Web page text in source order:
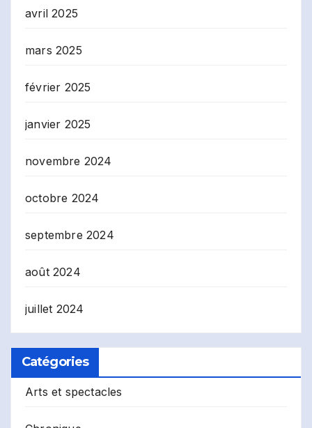
avril 2025
mars 2025
février 2025
janvier 2025
novembre 2024
octobre 2024
septembre 2024
août 2024
juillet 2024
Catégories
Arts et spectacles